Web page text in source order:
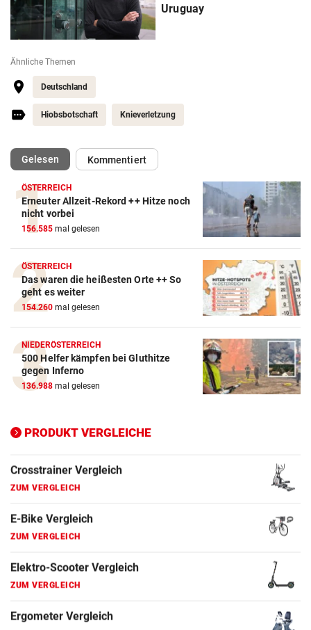
Uruguay
Ähnliche Themen
Deutschland
Hiobsbotschaft Knieverletzung
Gelesen(ausgewählt)Kommentiert
ÖSTERREICH
Erneuter Allzeit-Rekord ++ Hitze noch
nicht vorbei
156.585 mal gelesen
ÖSTERREICH
Das waren die heißesten Orte ++ So
geht es weiter
154.260 mal gelesen
NIEDERÖSTERREICH
500 Helfer kämpfen bei Gluthitze
gegen Inferno
136.988 mal gelesen
PRODUKT VERGLEICHE
Action-Cam Vergleich
ZUM VERGLEICH
Crosstrainer Vergleich
ZUM VERGLEICH
E-Bike Vergleich
ZUM VERGLEICH
Elektro-Scooter Vergleich
Ergometer Vergleich
Fahrrad Test
Fahrradanhänger Vergleich
Faszienrolle Vergleich
Hoverboard Vergleich